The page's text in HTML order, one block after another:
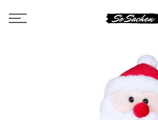
Kontent